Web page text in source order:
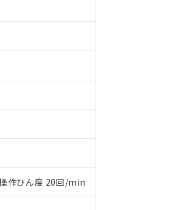
作ひん度 20回/min